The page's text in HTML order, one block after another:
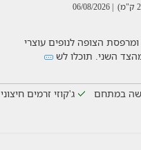
| 06/08/2026
ומרפסת הצופה לנופים עוצרי
השני. תוכלו לש
במתחם ג'קוזי זרמים חיצוני